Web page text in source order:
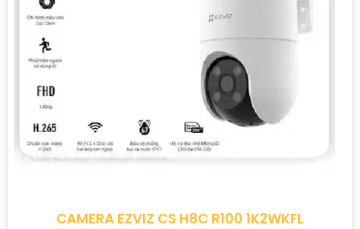
CAMERA EZVIZ CS H8C R100 1K2WKFL